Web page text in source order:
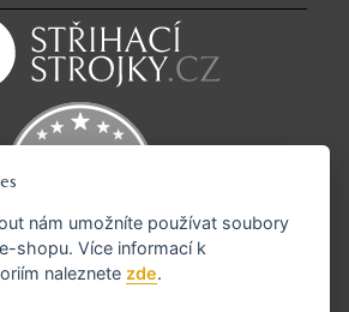
platby GoPay
nám umožníte používat soubory
informací k
naleznete zde.